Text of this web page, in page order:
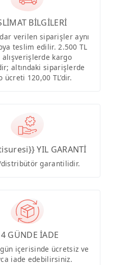
BİLGİLERİ
verilen siparişler aynı
teslim edilir. 2.500 TL
alışverişlerde kargo
altındaki siparişlerde
ücreti 120,00 TL’dir.
YIL GARANTİ
garantilidir.
GÜNDE İADE
içerisinde ücretsiz ve
iade edebilirsiniz.